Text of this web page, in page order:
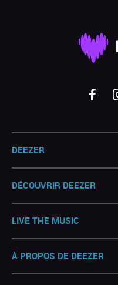
DEEZER
DÉCOUVRIR DEEZER
LIVE THE MUSIC
À PROPOS DE DEEZER